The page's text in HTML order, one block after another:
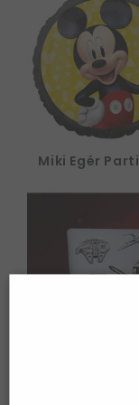
Miki Egér Parti